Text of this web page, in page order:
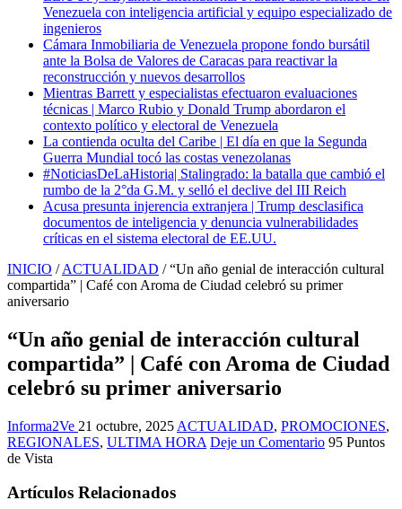
Venezuela con inteligencia artificial y equipo especializado de
ingenieros
Cámara Inmobiliaria de Venezuela propone fondo bursátil
ante la Bolsa de Valores de Caracas para reactivar la
reconstrucción y nuevos desarrollos
Mientras Barrett y especialistas efectuaron evaluaciones
técnicas | Marco Rubio y Donald Trump abordaron el
contexto político y electoral de Venezuela
La contienda oculta del Caribe | El día en que la Segunda
Guerra Mundial tocó las costas venezolanas
#NoticiasDeLaHistoria| Stalingrado: la batalla que cambió el
rumbo de la 2°da G.M. y selló el declive del III Reich
Acusa presunta injerencia extranjera | Trump desclasifica
documentos de inteligencia y denuncia vulnerabilidades
críticas en el sistema electoral de EE.UU.
INICIO / ACTUALIDAD / “Un año genial de interacción cultural
compartida” | Café con Aroma de Ciudad celebró su primer
aniversario
“Un año genial de interacción cultural
compartida” | Café con Aroma de Ciudad
celebró su primer aniversario
Informa2Ve 21 octubre, 2025 ACTUALIDAD, PROMOCIONES,
REGIONALES, ULTIMA HORA Deje un Comentario 95 Puntos
de Vista
Artículos Relacionados